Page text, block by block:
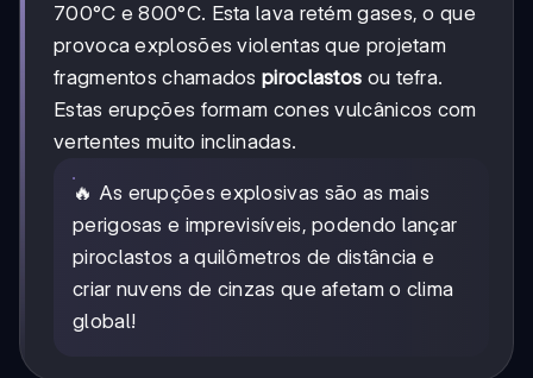
700°C e 800°C. Esta lava retém gases, o que
provoca explosões violentas que projetam
fragmentos chamadospiroclastos ou tefra.
Estas erupções formam cones vulcânicos com
vertentes muito inclinadas.
🔥 As erupções explosivas são as mais
perigosas e imprevisíveis, podendo lançar
piroclastos a quilômetros de distância e
criar nuvens de cinzas que afetam o clima
global!